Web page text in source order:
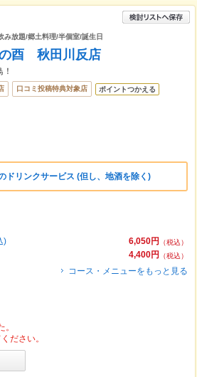
放題/郷土料理/半個室/誕生日
酉 秋田川反店
口コミ投稿特典対象店 ポイントつかえる
ドリンクサービス (但し、地酒を除く)
6,050円
（税込）
)
4,400円
（税込）
コース・メニューをもっと見る
ださい。